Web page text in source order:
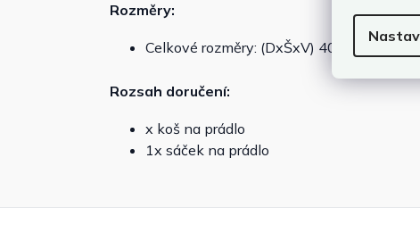
Rozměry:
Celkové rozměry: (DxŠxV) 40 × 30 × 60 cm
Rozsah doručení:
x koš na prádlo
1x sáček na prádlo